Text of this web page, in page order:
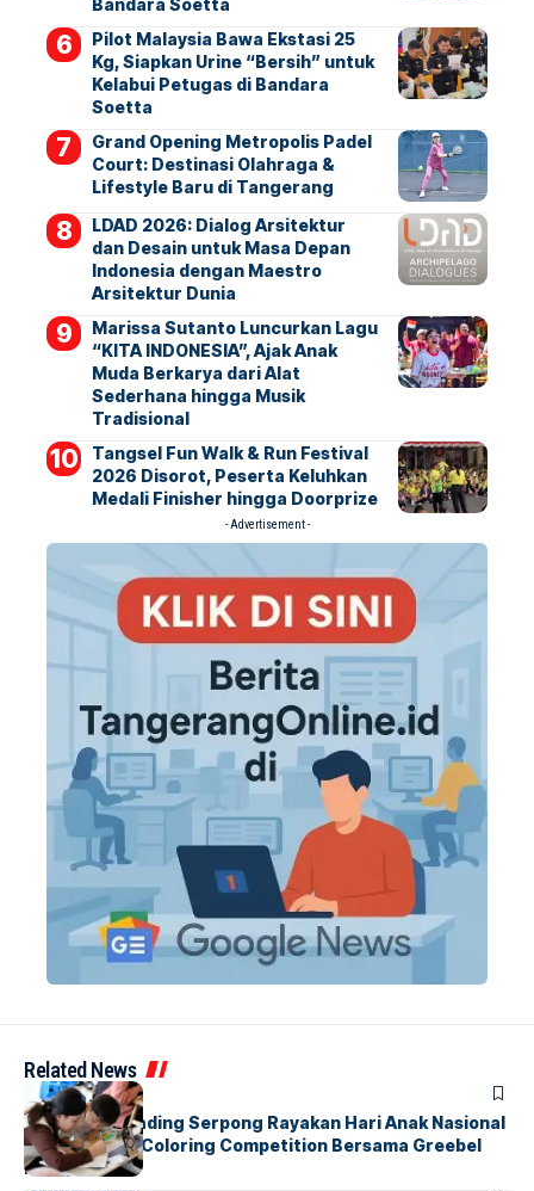
Bandara Soetta
Pilot Malaysia Bawa Ekstasi 25
Kg, Siapkan Urine “Bersih” untuk
Kelabui Petugas di Bandara
Soetta
Grand Opening Metropolis Padel
Court: Destinasi Olahraga &
Lifestyle Baru di Tangerang
LDAD 2026: Dialog Arsitektur
dan Desain untuk Masa Depan
Indonesia dengan Maestro
Arsitektur Dunia
Marissa Sutanto Luncurkan Lagu
“KITA INDONESIA”, Ajak Anak
Muda Berkarya dari Alat
Sederhana hingga Musik
Tradisional
Tangsel Fun Walk & Run Festival
2026 Disorot, Peserta Keluhkan
Medali Finisher hingga Doorprize
- Advertisement -
Related News
BERITAINDEX
Atria Hotel Gading Serpong Rayakan Hari Anak Nasional
Lewat Family Coloring Competition Bersama Greebel
Indonesia